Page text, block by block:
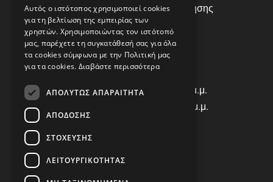
Πολιτική Δεδομένων - Όροι Χρήσης
Πολιτική Επιστροφών
Όροι Χρήσης
ΩΡΑΡΙΟ ΛΕΙΤΟΥΡΓΙΑΣ
Δ | Τ | Τ | Π: 8:00 π.μ. - 18:00 μ.μ.
Παρασκευή: 8:00 π.μ. - 14:00 μ.μ.
Αυτός ο ιστότοπος χρησιμοποιεί cookies
για τη βελτίωση της εμπειρίας των
χρηστών. Χρησιμοποιώντας τον ιστότοπό
μας, παρέχετε τη συγκατάθεσή σας για όλα
τα cookies σύμφωνα με την Πολιτική μας
για τα cookies. Διαβάστε περισσότερα
ΑΠΟΛΎΤΩΣ ΑΠΑΡΑΊΤΗΤΑ
ΑΠΌΔΟΣΗΣ
ΣΤΌΧΕΥΣΗΣ
ΛΕΙΤΟΥΡΓΙΚΌΤΗΤΑΣ